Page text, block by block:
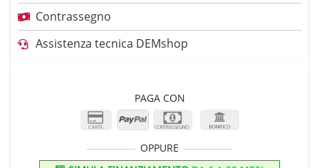
Contrassegno
Assistenza tecnica DEMshop
PAGA CON
OPPURE